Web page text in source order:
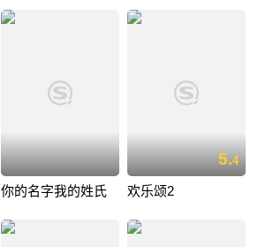
你的名字我的姓氏
5.4
欢乐颂2